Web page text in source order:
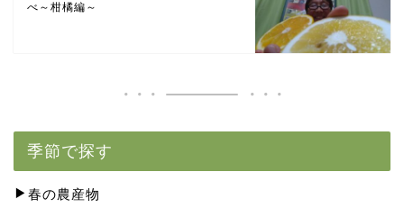
べ～柑橘編～
季節で探す
春の農産物